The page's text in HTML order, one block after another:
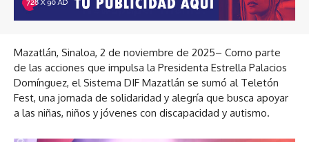
Mazatlán, Sinaloa, 2 de noviembre de 2025– Como parte
de las acciones que impulsa la Presidenta Estrella Palacios
Domínguez, el Sistema DIF Mazatlán se sumó al Teletón
Fest, una jornada de solidaridad y alegría que busca apoyar
a las niñas, niños y jóvenes con discapacidad y autismo.